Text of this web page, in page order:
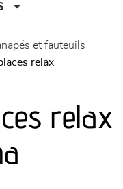
et fauteuils
places relax
relax